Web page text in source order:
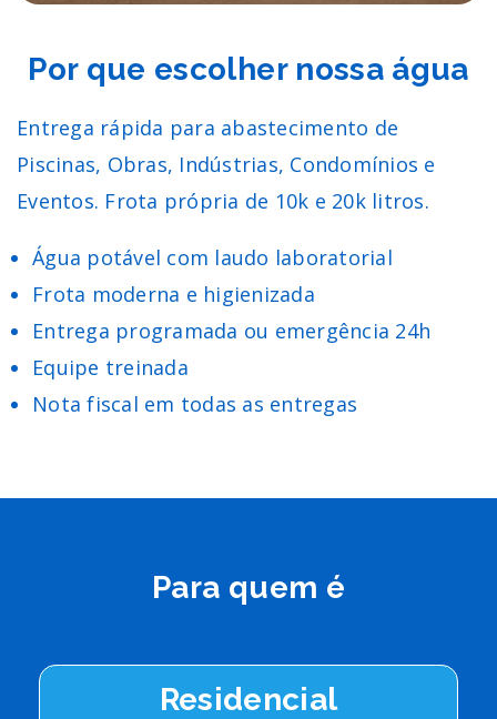
Por que escolher nossa água
Entrega rápida para abastecimento de
Piscinas, Obras, Indústrias, Condomínios e
Eventos. Frota própria de 10k e 20k litros.
Água potável com laudo laboratorial
Frota moderna e higienizada
Entrega programada ou emergência 24h
Equipe treinada
Nota fiscal em todas as entregas
Para quem é
Residencial